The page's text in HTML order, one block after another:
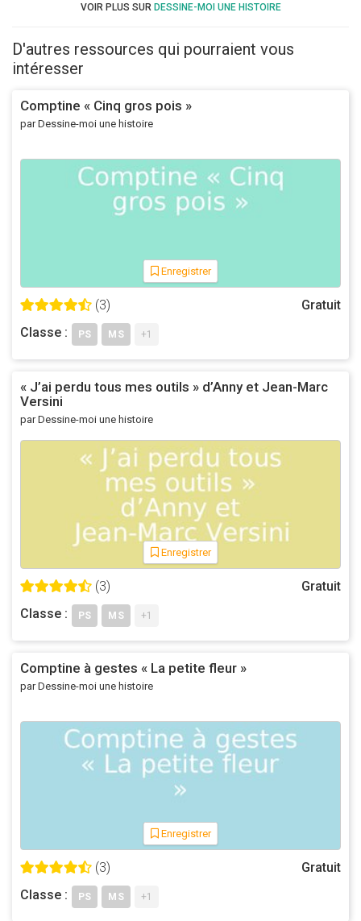
VOIR PLUS SUR DESSINE-MOI UNE HISTOIRE
D'autres ressources qui pourraient vous
intéresser
Comptine « Cinq gros pois »
par Dessine-moi une histoire
Enregistrer
(3)
Gratuit
Classe :
PS MS +1
« J’ai perdu tous mes outils » d’Anny et Jean-Marc
Versini
par Dessine-moi une histoire
Enregistrer
(3)
Gratuit
Classe :
PS MS +1
Comptine à gestes « La petite fleur »
par Dessine-moi une histoire
Enregistrer
(3)
Gratuit
Classe :
PS MS +1